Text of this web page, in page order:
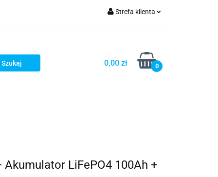
Strefa klienta
Zarejestruj się
Dodaj zgłoszenie
0,00 zł 0
LiFePO4 100Ah +